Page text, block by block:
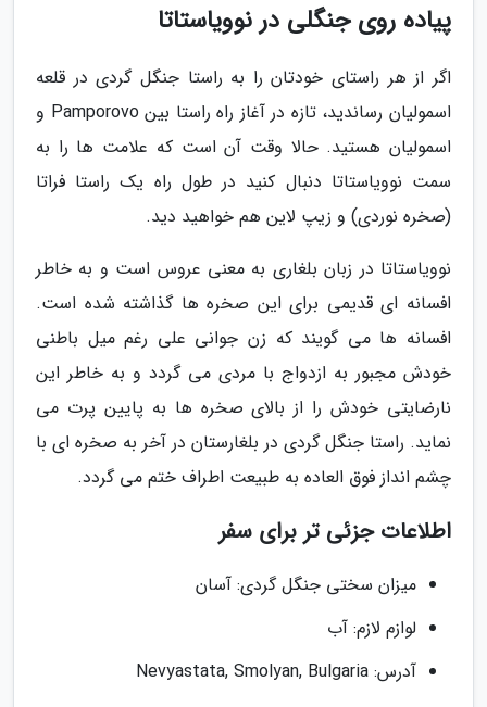
پیاده روی جنگلی در نوویاستاتا
اگر از هر راستای خودتان را به راستا جنگل گردی در قلعه
اسمولیان رساندید، تازه در آغاز راه راستا بین Pamporovo و
اسمولیان هستید. حالا وقت آن است که علامت ها را به
سمت نوویاستاتا دنبال کنید در طول راه یک راستا فراتا
(صخره نوردی) و زیپ لاین هم خواهید دید.
نوویاستاتا در زبان بلغاری به معنی عروس است و به خاطر
افسانه ای قدیمی برای این صخره ها گذاشته شده است.
افسانه ها می گویند که زن جوانی علی رغم میل باطنی
خودش مجبور به ازدواج با مردی می گردد و به خاطر این
نارضایتی خودش را از بالای صخره ها به پایین پرت می
نماید. راستا جنگل گردی در بلغارستان در آخر به صخره ای با
چشم انداز فوق العاده به طبیعت اطراف ختم می گردد.
اطلاعات جزئی تر برای سفر
میزان سختی جنگل گردی: آسان
لوازم لازم: آب
آدرس: Nevyastata, Smolyan, Bulgaria